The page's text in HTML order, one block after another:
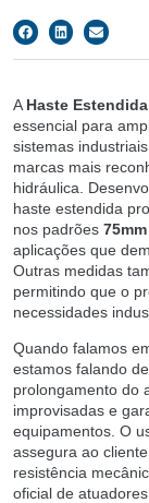
A Haste
essencial para
sistemas
marcas mais
hidráulica.
haste estendida
nos padrões 75mm
aplicações que
Outras medidas
permitindo que o
necessidades
Quando falamos
estamos falando
prolongamento do
improvisadas e
equipamentos. O
assegura ao
resistência
oficial de